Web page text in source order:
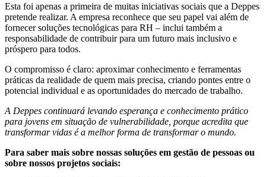
Esta foi apenas a primeira de muitas iniciativas sociais que a Deppes
pretende realizar. A empresa reconhece que seu papel vai além de
fornecer soluções tecnológicas para RH – inclui também a
responsabilidade de contribuir para um futuro mais inclusivo e
próspero para todos.
O compromisso é claro: aproximar conhecimento e ferramentas
práticas da realidade de quem mais precisa, criando pontes entre o
potencial individual e as oportunidades do mercado de trabalho.
A Deppes continuará levando esperança e conhecimento prático
para jovens em situação de vulnerabilidade, porque acredita que
transformar vidas é a melhor forma de transformar o mundo.
Para saber mais sobre nossas soluções em gestão de pessoas ou
sobre nossos projetos sociais: